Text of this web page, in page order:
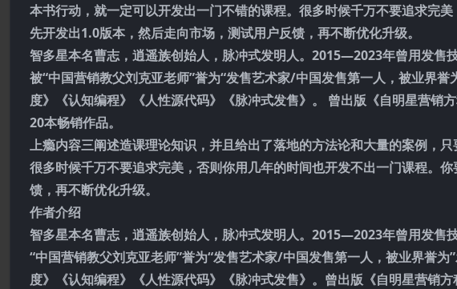
本书行动，就一定可以开发出一门不错的课程。很多时候千万不要追求完
先开发出1.0版本，然后走向市场，测试用户反馈，再不断优化升级。
智多星本名曹志，逍遥族创始人，脉冲式发明人。2015—2023年曾用发售
被“中国营销教父刘克亚老师”誉为“发售艺术家/中国发售第一人，被业界
度》《认知编程》《人性源代码》《脉冲式发售》。 曾出版《自明星营销
20本畅销作品。
上瘾内容三阐述造课理论知识，并且给出了落地的方法论和大量的案例，
很多时候千万不要追求完美，否则你用几年的时间也开发不出一门课程。
馈，再不断优化升级。
作者介绍
智多星本名曹志，逍遥族创始人，脉冲式发明人。2015—2023年曾用发售
“中国营销教父刘克亚老师”誉为“发售艺术家/中国发售第一人，被业界誉
度》《认知编程》《人性源代码》《脉冲式发售》。曾出版《自明星营销